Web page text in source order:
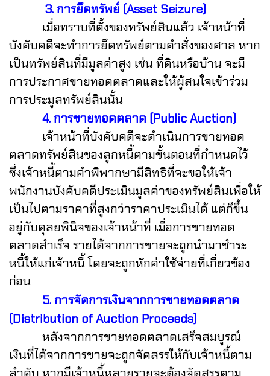
3. การยึดทรัพย์ (Asset Seizure)
เมื่อทราบที่ตั้งของทรัพย์สินแล้ว เจ้าหน้าที่
บังคับคดีจะทำการยึดทรัพย์ตามคำสั่งของศาล หาก
เป็นทรัพย์สินที่มีมูลค่าสูง เช่น ที่ดินหรือบ้าน จะมี
การประกาศขายทอดตลาดและให้ผู้สนใจเข้าร่วม
การประมูลทรัพย์สินนั้น
4. การขายทอดตลาด (Public Auction)
เจ้าหน้าที่บังคับคดีจะดำเนินการขายทอด
ตลาดทรัพย์สินของลูกหนี้ตามขั้นตอนที่กำหนดไว้
ซึ่งเจ้าหนี้ตามคำพิพากษามีสิทธิที่จะขอให้เจ้า
พนักงานบังคับคดีประเมินมูลค่าของทรัพย์สินเพื่อให้
เป็นไปตามราคาที่สูงกว่าราคาประเมินได้ แต่ก็ขึ้น
อยู่กับดุลยพินิจของเจ้าหน้าที่ เมื่อการขายทอด
ตลาดสำเร็จ รายได้จากการขายจะถูกนำมาชำระ
หนี้ให้แก่เจ้าหนี้ โดยจะถูกหักค่าใช้จ่ายที่เกี่ยวข้อง
ก่อน
5. การจัดการเงินจากการขายทอดตลาด
(Distribution of Auction Proceeds)
หลังจากการขายทอดตลาดเสร็จสมบูรณ์
เงินที่ได้จากการขายจะถูกจัดสรรให้กับเจ้าหนี้ตาม
ลำดับ หากมีเจ้าหนี้หลายรายจะต้องจัดสรรตาม